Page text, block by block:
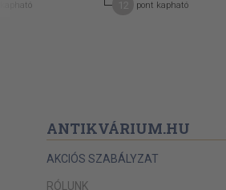
kapható pont kapható
ANTIKVÁRIUM.HU
AKCIÓS SZABÁLYZAT
RÓLUNK